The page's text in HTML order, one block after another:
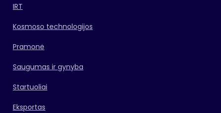
IRT
Kosmoso technologijos
Pramonė
Saugumas ir gynyba
Startuoliai
Eksportas